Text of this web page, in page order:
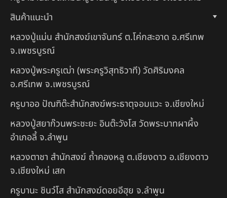
สินค้าแนะนำ
หลวงปู่แม่น สำนักสงฆ์เขาจันทร์ ต.โค่กสะอาด อ.ศรีเทพ
จ.เพชรบูรณ์
หลวงปู่พระครูเฒ่า (พระครูวิสุทธิวาที) วัดศิริมงคล
อ.ศรีเทพ จ.เพชรบูรณ์
ครูบาออ ปัณฑิต๊ะสำนักสงฆ์พระธาตุจอมแวะ จ.เชียงใหม่
หลวงปู่สยาก๊วนพระชะยะ อินต๊ะวังโส วัดพระบาทผาผึ้ง
อำเภอลี้ จ.ลำพูน
หลวงตาชา สำนักสงฆ์ ถ้ำคองหลู ต.เชียงดาว อ.เชียงดาว
จ.เชียงใหม่ เสก
ครูบานะ ชินวํโส สำนักสงฆ์ดอยอีฮุย จ.ลำพูน